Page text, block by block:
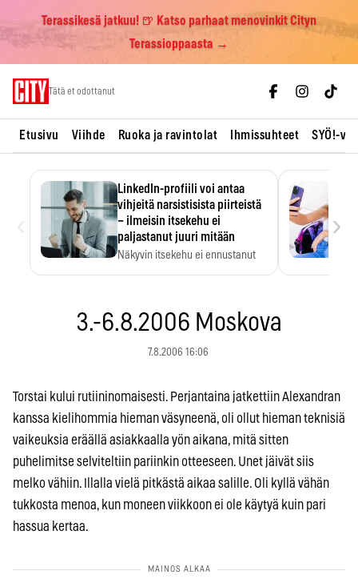
Terassikesä jatkuu! 🍺 Katso parhaat menovinkit Cityn
Terassioppaasta →
Tätä et odottanut
Etusivu Viihde Ruoka ja ravintolat Ihmissuhteet SYÖ!-
LinkedIn-profiili voi antaa
vihjeitä narsistisista piirteistä
– ilmeisin itsekehu ei
paljastanut juuri mitään
Näkyvin itsekehu ei ennustanut
›
3.-6.8.2006 Moskova
7.8.2006 16:06
Torstai kului rutiininomaisesti. Perjantaina jatkettiin Alexandran
kanssa kielihommia hieman väsyneenä, oli ollut hieman teknisiä
vaikeuksia eräällä asiakkaalla yön aikana, mitä sitten
puhelimitse selviteltiin pariinkin otteeseen. Unet jäivät siis
melko vähiin. Illalla vielä pitkästä aikaa salille. Oli kyllä vähän
tukkosta menoa, kun moneen viikkoon ei ole käytyä kuin pari
hassua kertaa.